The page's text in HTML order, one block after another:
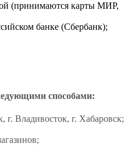
(принимаются карты МИР,
банке (Сбербанк);
способами:
г. Владивосток, г. Хабаровск;